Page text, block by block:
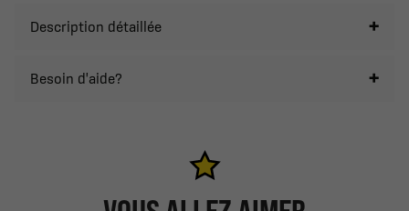
Description détaillée
Besoin d'aide?